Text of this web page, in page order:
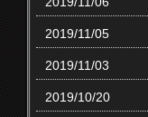
2019/11/05
2019/11/03
2019/10/20